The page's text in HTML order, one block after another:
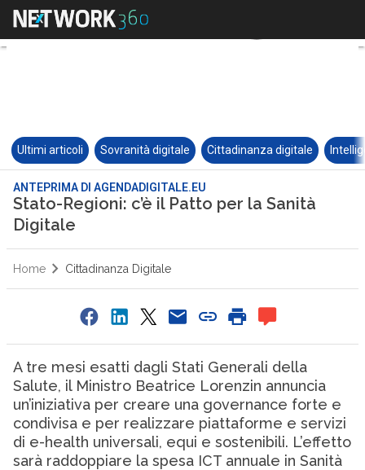
Ultimi articoli Sovranità digitale Cittadinanza digitale
ANTEPRIMA DI AGENDADIGITALE.EU
Stato-Regioni: c’è il Patto per la Sanità
Digitale
Home Cittadinanza Digitale
A tre mesi esatti dagli Stati Generali della
Salute, il Ministro Beatrice Lorenzin annuncia
un’iniziativa per creare una governance forte e
condivisa e per realizzare piattaforme e servizi
di e-health universali, equi e sostenibili. L’effetto
sarà raddoppiare la spesa ICT annuale in Sanità